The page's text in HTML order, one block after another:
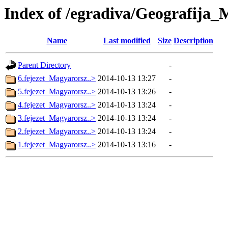
Index of /egradiva/
Name Last modified Size Description
Parent Directory
-
6.fejezet_Magyarorsz..> 2014-10-13 13:27
-
5.fejezet_Magyarorsz..> 2014-10-13 13:26
-
4.fejezet_Magyarorsz..> 2014-10-13 13:24
-
3.fejezet_Magyarorsz..> 2014-10-13 13:24
-
2.fejezet_Magyarorsz..> 2014-10-13 13:24
-
1.fejezet_Magyarorsz..> 2014-10-13 13:16 -